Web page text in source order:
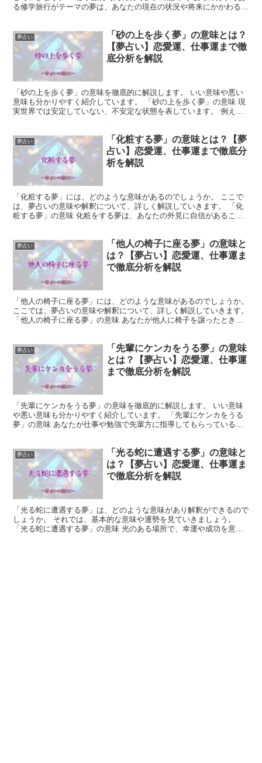
る修学旅行がテーマの夢は、あなたの現在の状況や将来にかかわる意
夢占い
「砂の上を歩く夢」の意味とは？
【夢占い】恋愛運、仕事運まで徹
底分析を解説
「砂の上を歩く夢」の意味を徹底的に解説します。 いい意味や悪い
意味も分かりやすく紹介しています。 「砂の上を歩く夢」の意味 現
実世界では安定していない、不安定な状態を表しています。 例え
夢占い
「化粧する夢」の意味とは？【夢
占い】恋愛運、仕事運まで徹底分
析を解説
「化粧する夢」には、どのような意味があるのでしょうか。 ここで
は、夢占いの意味や解釈について、詳しく解説していきます。 「化
粧する夢」の意味 化粧をする夢は、あなたの外見に自信があること
夢占い
「他人の椅子に座る夢」の意味と
は？【夢占い】恋愛運、仕事運ま
で徹底分析を解説
「他人の椅子に座る夢」には、どのような意味があるのでしょうか。
ここでは、夢占いの意味や解釈について、詳しく解説していきます。
「他人の椅子に座る夢」の意味 あなたが他人に椅子を譲ったとき、
夢占い
「先輩にケンカをうる夢」の意味
とは？【夢占い】恋愛運、仕事運
まで徹底分析を解説
「先輩にケンカをうる夢」の意味を徹底的に解説します。 いい意味
や悪い意味も分かりやすく紹介しています。 「先輩にケンカをうる
夢」の意味 あなたが仕事や勉強で先輩方に指導してもらっている場
夢占い
「光る蛇に遭遇する夢」の意味と
は？【夢占い】恋愛運、仕事運ま
で徹底分析を解説
「光る蛇に遭遇する夢」は、どのような意味があり解釈ができるので
しょうか。 それでは、基本的な意味や運勢を見ていきましょう。
「光る蛇に遭遇する夢」の意味 光のある場所で、幸運や成功を意味